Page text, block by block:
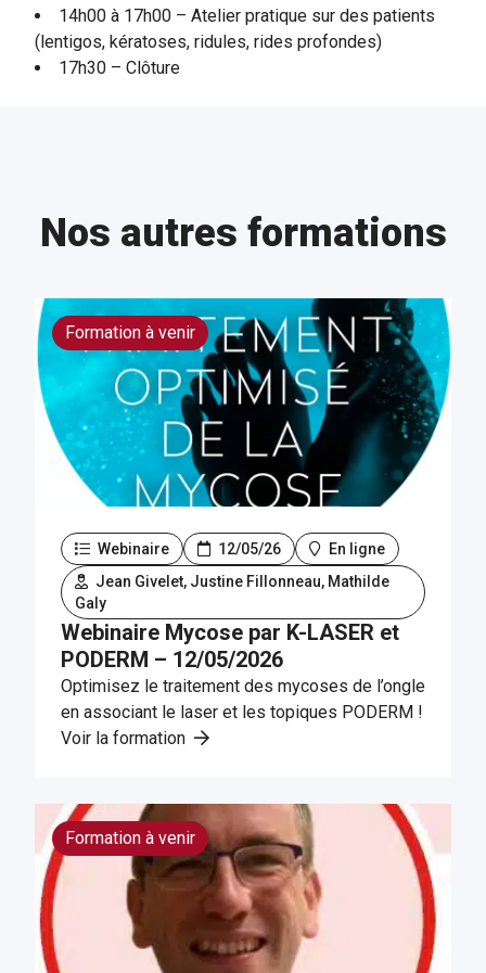
14h00 à 17h00 – Atelier pratique sur des patients
(lentigos, kératoses, ridules, rides profondes)
17h30 – Clôture
Nos autres formations
Formation à venir
Webinaire 12/05/26
En ligne
Jean Givelet, Justine Fillonneau, Mathilde
Galy
Webinaire Mycose par K-LASER et
PODERM – 12/05/2026
Optimisez le traitement des mycoses de l’ongle
en associant le laser et les topiques PODERM !
Voir la formation
Formation à venir